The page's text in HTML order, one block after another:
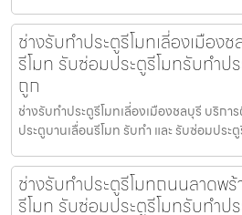
ช่างรับทำประตูรีโมทเลี่องเมือง
รีโมท รับซ่อมประตูรีโมทรับทำป
ถูก
ช่างรับทำประตูรีโมทเลี่องเมืองชลบุรี บริก
ประตูบานเลื่อนรีโมท รับทำ และ รับซ่อมประตู
ช่างรับทำประตูรีโมทถนนลาดพ
รีโมท รับซ่อมประตูรีโมทรับทำป